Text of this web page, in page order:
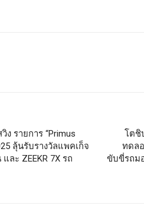
รายการ “Primus
ลุ้นรับรางวัลแพคเก็จ
ะ ZEEKR 7X รถ
โตชิ
ทดล
ขับขี่รถม